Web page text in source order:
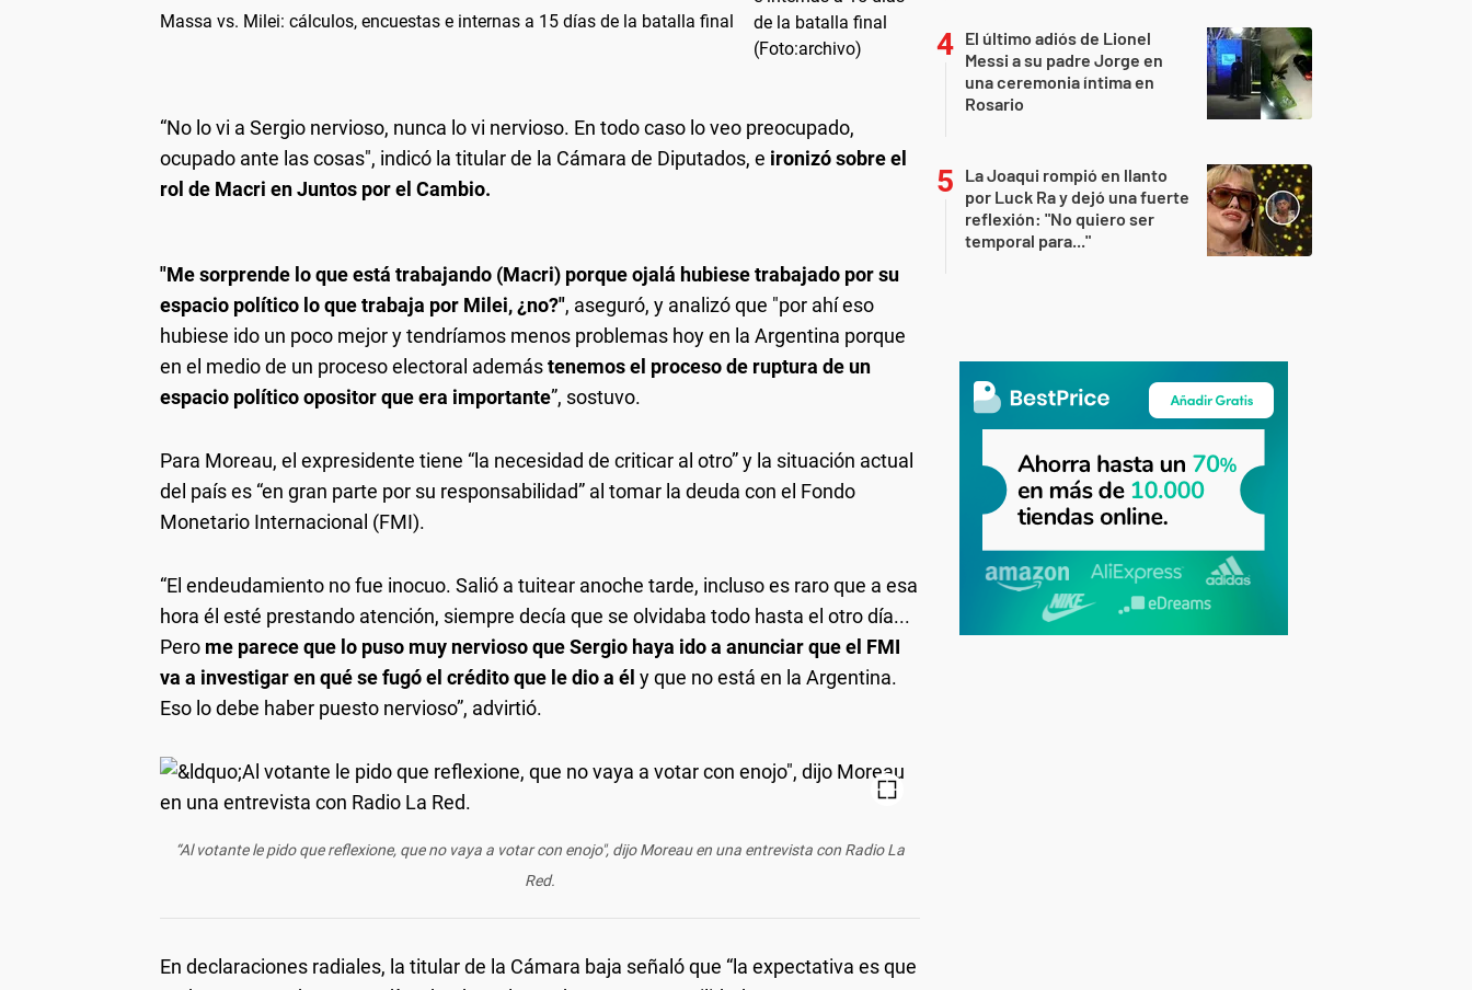
Massa vs. Milei: cálculos, encuestas e internas a 15 días de la batalla final
“No lo vi a Sergio nervioso, nunca lo vi nervioso. En todo caso lo veo preocupado,
ocupado ante las cosas", indicó la titular de la Cámara de Diputados, e ironizó sobre el
rol de Macri en Juntos por el Cambio.
"Me sorprende lo que está trabajando (Macri) porque ojalá hubiese trabajado por su
espacio político lo que trabaja por Milei, ¿no?", aseguró, y analizó que "por ahí eso
hubiese ido un poco mejor y tendríamos menos problemas hoy en la Argentina porque
en el medio de un proceso electoral ademástenemos el proceso de ruptura de un
espacio político opositor que era importante”, sostuvo.
Para Moreau, el expresidente tiene “la necesidad de criticar al otro” y la situación actual
del país es “en gran parte por su responsabilidad” al tomar la deuda con el Fondo
Monetario Internacional (FMI).
“El endeudamiento no fue inocuo. Salió a tuitear anoche tarde, incluso es raro que a esa
hora él esté prestando atención, siempre decía que se olvidaba todo hasta el otro día...
Pero me parece que lo puso muy nervioso que Sergio haya ido a anunciar que el FMI
va a investigar en qué se fugó el crédito que le dio a él y que no está en la Argentina.
Eso lo debe haber puesto nervioso”, advirtió.
“Al votante le pido que reflexione, que no vaya a votar con enojo", dijo Moreau en una entrevista con Radio La
Red.
En declaraciones radiales, la titular de la Cámara baja señaló que “la expectativa es que
El último adiós de Lionel
Messi a su padre Jorge en
una ceremonia íntima en
Rosario
La Joaqui rompió en llanto
por Luck Ra y dejó una fuerte
reflexión: "No quiero ser
temporal para..."